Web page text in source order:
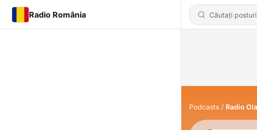
Radio România
Podcasts Radio Ola